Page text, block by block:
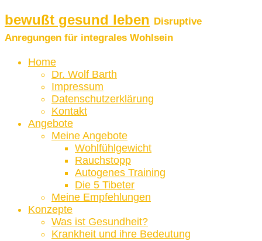
bewußt gesund leben Disruptive
Anregungen für integrales Wohlsein
Home
Dr. Wolf Barth
Impressum
Datenschutzerklärung
Kontakt
Angebote
Meine Angebote
Wohlfühlgewicht
Rauchstopp
Autogenes Training
Die 5 Tibeter
Meine Empfehlungen
Konzepte
Was ist Gesundheit?
Krankheit und ihre Bedeutung